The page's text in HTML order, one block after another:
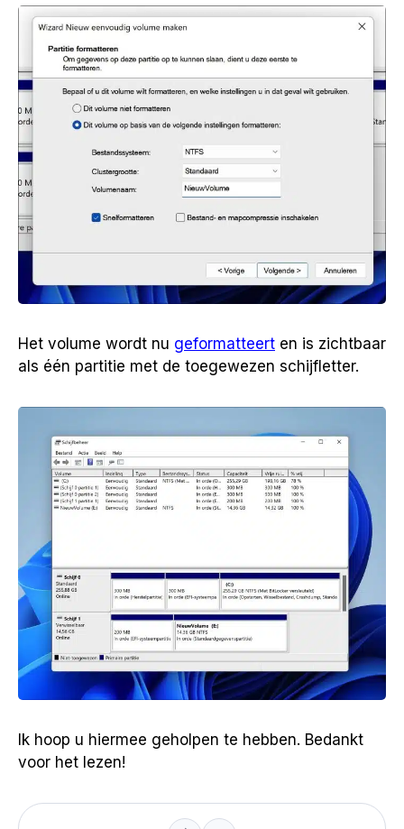
Het volume wordt nu geformatteert en is zichtbaar
als één partitie met de toegewezen schijfletter.
Ik hoop u hiermee geholpen te hebben. Bedankt
voor het lezen!